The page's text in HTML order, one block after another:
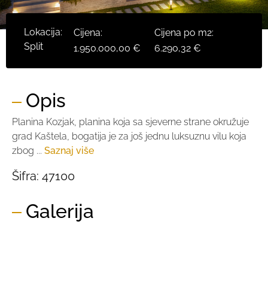
Lokacija:
Split
Cijena:
1.950.000,00 €
Cijena po m2:
6.290,32 €
Opis
Planina Kozjak, planina koja sa sjeverne strane okružuje
grad Kaštela, bogatija je za još jednu luksuznu vilu koja
zbog ... Saznaj više
Šifra: 47100
Galerija